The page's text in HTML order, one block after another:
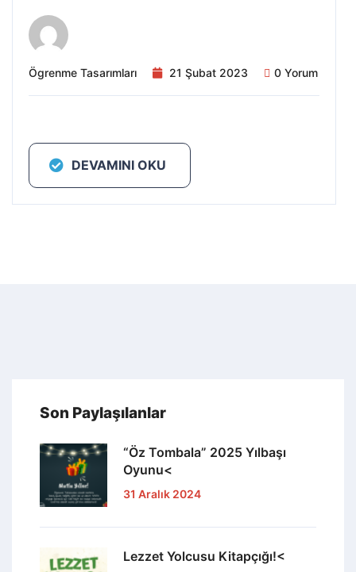
Ögrenme Tasarımları 21 Şubat 2023 0 Yorum
DEVAMINI OKU
Son Paylaşılanlar
“Öz Tombala” 2025 Yılbaşı
Oyunu<
31 Aralık 2024
Lezzet Yolcusu Kitapçığı!<